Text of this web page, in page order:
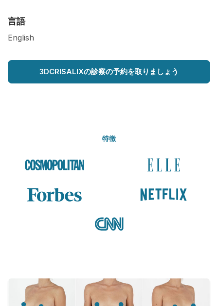
言語
English
3DCRISALIXの診察の予約を取りましょう
特徴